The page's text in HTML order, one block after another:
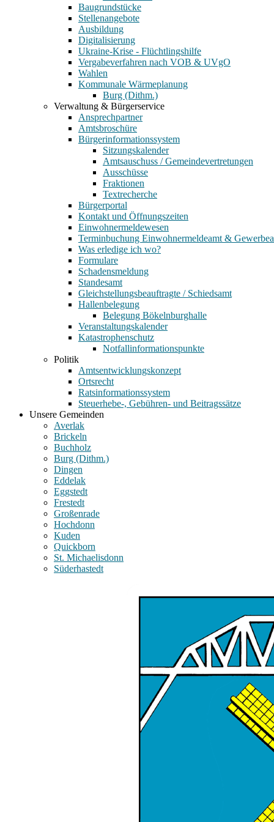
Baugrundstücke
Stellenangebote
Ausbildung
Digitalisierung
Ukraine-Krise - Flüchtlingshilfe
Vergabeverfahren nach VOB & UVgO
Wahlen
Kommunale Wärmeplanung
Burg (Dithm.)
Verwaltung & Bürgerservice
Ansprechpartner
Amtsbroschüre
Bürgerinformationssystem
Sitzungskalender
Amtsauschuss / Gemeindevertretungen
Ausschüsse
Fraktionen
Textrecherche
Bürgerportal
Kontakt und Öffnungszeiten
Einwohnermeldewesen
Terminbuchung Einwohnermeldeamt &
Was erledige ich wo?
Formulare
Schadensmeldung
Standesamt
Gleichstellungsbeauftragte / Schiedsamt
Hallenbelegung
Belegung Bökelnburghalle
Veranstaltungskalender
Katastrophenschutz
Notfallinformationspunkte
Politik
Amtsentwicklungskonzept
Ortsrecht
Ratsinformationssystem
Steuerhebe-, Gebühren- und Beitragssätze
Unsere Gemeinden
Averlak
Brickeln
Buchholz
Burg (Dithm.)
Dingen
Eddelak
Eggstedt
Frestedt
Großenrade
Hochdonn
Kuden
Quickborn
St. Michaelisdonn
Süderhastedt